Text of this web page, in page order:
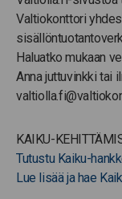
Valtiokonttori
Haluatko mukaan
Anna juttuvinkki tai
KAIKU-
Tutustu Kaiku-
Lue lisää ja hae